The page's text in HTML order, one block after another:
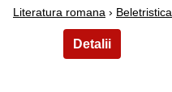
Literatura romana › Beletristica